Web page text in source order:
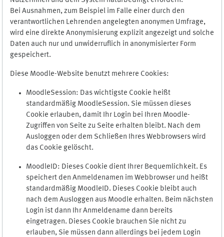
Bei Ausnahmen, zum Beispiel im Falle einer durch den
verantwortlichen Lehrenden angelegten anonymen Umfrage,
wird eine direkte Anonymisierung explizit angezeigt und solche
Daten auch nur und unwiderruflich in anonymisierter Form
gespeichert.
Diese Moodle-Website benutzt mehrere Cookies:
MoodleSession: Das wichtigste Cookie heißt
standardmäßig MoodleSession. Sie müssen dieses
Cookie erlauben, damit Ihr Login bei Ihren Moodle-
Zugriffen von Seite zu Seite erhalten bleibt. Nach dem
Ausloggen oder dem Schließen Ihres Webbrowsers wird
das Cookie gelöscht.
MoodleID: Dieses Cookie dient Ihrer Bequemlichkeit. Es
speichert den Anmeldenamen im Webbrowser und heißt
standardmäßig MoodleID. Dieses Cookie bleibt auch
nach dem Ausloggen aus Moodle erhalten. Beim nächsten
Login ist dann Ihr Anmeldename dann bereits
eingetragen. Dieses Cookie brauchen Sie nicht zu
erlauben, Sie müssen dann allerdings bei jedem Login